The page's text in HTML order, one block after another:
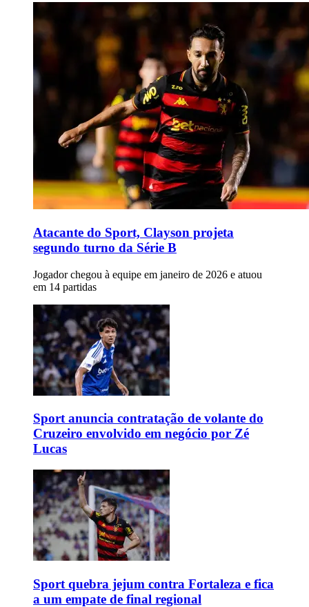
Atacante do Sport, Clayson projeta
segundo turno da Série B
Jogador chegou à equipe em janeiro de 2026 e atuou
em 14 partidas
Sport anuncia contratação de volante do
Cruzeiro envolvido em negócio por Zé
Lucas
Sport quebra jejum contra Fortaleza e fica
a um empate de final regional